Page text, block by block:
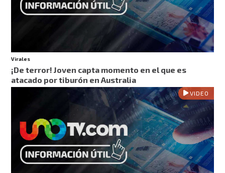
Virales
¡De terror! Joven capta momento en el que es
atacado por tiburón en Australia
VIDEO